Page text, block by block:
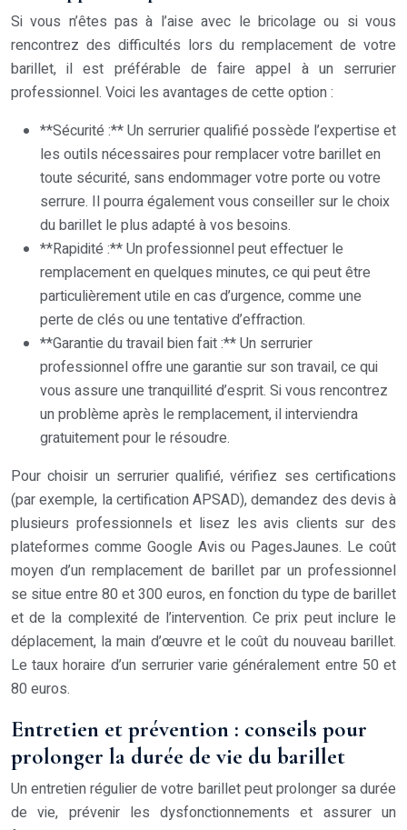
Si vous n’êtes pas à l’aise avec le bricolage ou si vous
rencontrez des difficultés lors du remplacement de votre
barillet, il est préférable de faire appel à un serrurier
professionnel. Voici les avantages de cette option :
**Sécurité :** Un serrurier qualifié possède l’expertise et
les outils nécessaires pour remplacer votre barillet en
toute sécurité, sans endommager votre porte ou votre
serrure. Il pourra également vous conseiller sur le choix
du barillet le plus adapté à vos besoins.
**Rapidité :** Un professionnel peut effectuer le
remplacement en quelques minutes, ce qui peut être
particulièrement utile en cas d’urgence, comme une
perte de clés ou une tentative d’effraction.
**Garantie du travail bien fait :** Un serrurier
professionnel offre une garantie sur son travail, ce qui
vous assure une tranquillité d’esprit. Si vous rencontrez
un problème après le remplacement, il interviendra
gratuitement pour le résoudre.
Pour choisir un serrurier qualifié, vérifiez ses certifications
(par exemple, la certification APSAD), demandez des devis à
plusieurs professionnels et lisez les avis clients sur des
plateformes comme Google Avis ou PagesJaunes. Le coût
moyen d’un remplacement de barillet par un professionnel
se situe entre 80 et 300 euros, en fonction du type de barillet
et de la complexité de l’intervention. Ce prix peut inclure le
déplacement, la main d’œuvre et le coût du nouveau barillet.
Le taux horaire d’un serrurier varie généralement entre 50 et
80 euros.
Entretien et prévention : conseils pour
prolonger la durée de vie du barillet
Un entretien régulier de votre barillet peut prolonger sa durée
de vie, prévenir les dysfonctionnements et assurer un